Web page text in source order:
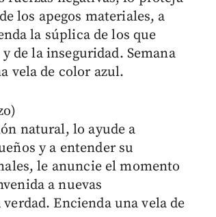
los apegos materiales, a
la súplica de los que
de la inseguridad. Semana
vela de color azul.
natural, lo ayude a
y a entender su
le anuncie el momento
a nuevas
Encienda una vela de